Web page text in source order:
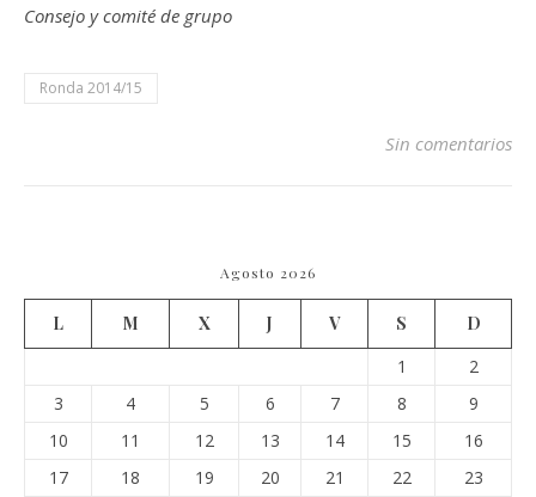
Consejo y comité de grupo
Ronda 2014/15
Sin comentarios
Agosto 2026
L M X J V S
D
1
2
3
4 5 6 7 8
9
10
11 12 13 14 15
16
17
18 19 20 21 22 23